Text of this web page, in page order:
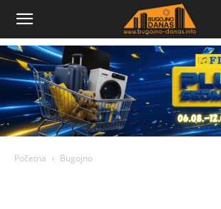
Bugojno
Danas
Početna Bugojno